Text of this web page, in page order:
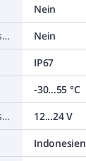
Nein
Geeignet für Sicherheitsfunktionen
Nein
IP67
-30...55 °C
Bemessungssteuerspeisespannung DC
12...24 V
Indonesien